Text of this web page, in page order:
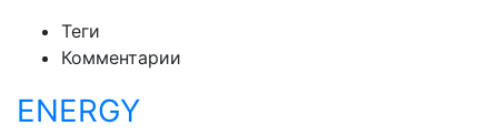
Теги
Комментарии
ENERGY